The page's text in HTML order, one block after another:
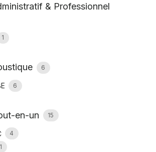
& Professionnel
1
6
6
en-un 15
4